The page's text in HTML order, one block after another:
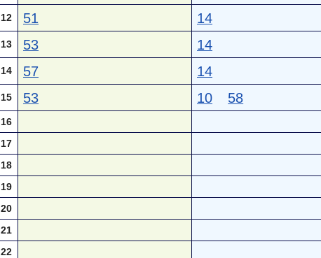
12 51 14
13 53 14
14 57 14
15 53 10 58
16
17
18
19
20
21
22